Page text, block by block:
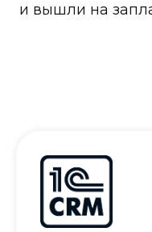
и вышли на